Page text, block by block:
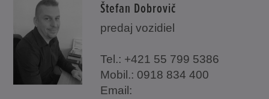
Štefan Dobrovič
predaj vozidiel
Tel.: +421 55 799 5386
Mobil.: 0918 834 400
Email: